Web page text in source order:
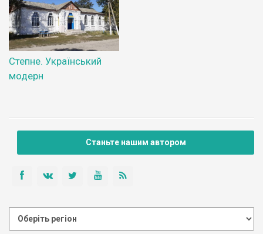
Степне. Український
модерн
Станьте нашим автором